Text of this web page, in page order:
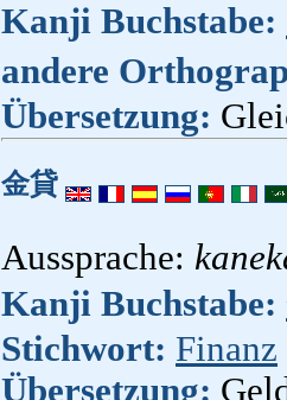
Kanji Buchstabe:
andere
Übersetzung:
金貸
Aussprache:
Kanji Buchstabe:
Stichwort: Finanz
Übersetzung: